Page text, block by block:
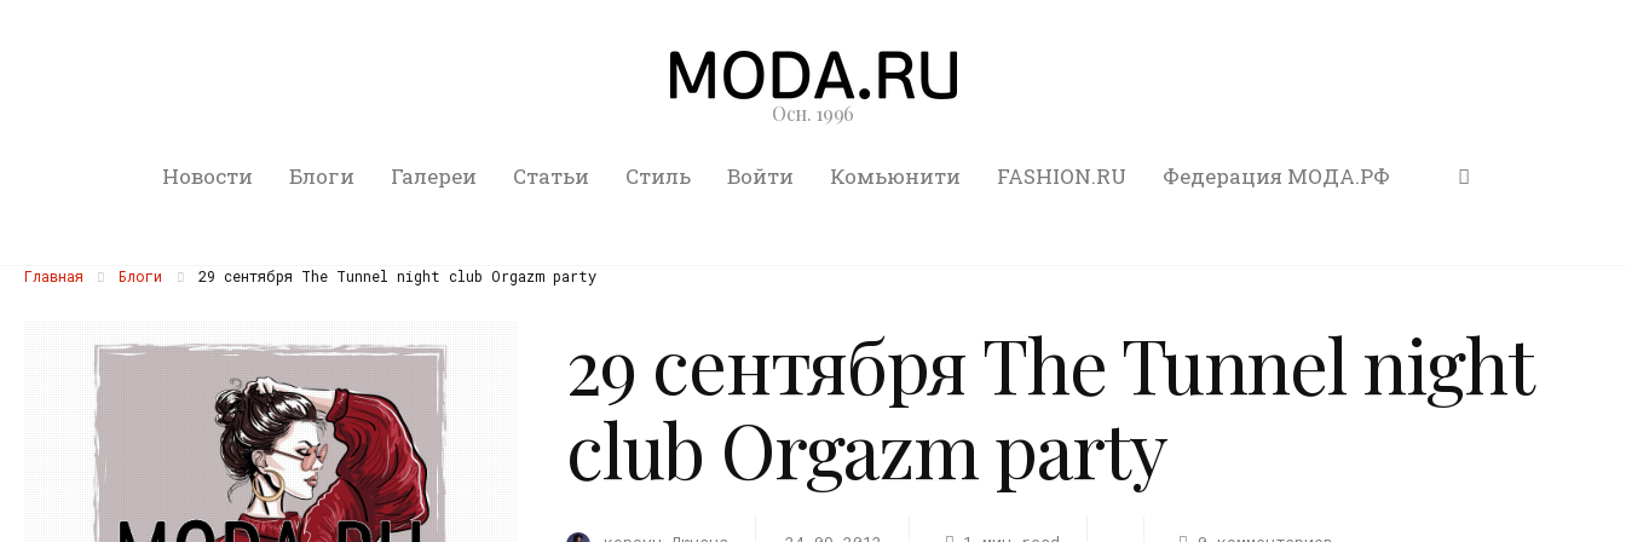
Осн. 1996
Новости Блоги Галереи Статьи Стиль Войти Комьюнити FASHION.RU Федерация МОДА.РФ
Главная Блоги 29 сентября The Tunnel night club Orgazm party
29 сентября The Tunnel night
club Orgazm party